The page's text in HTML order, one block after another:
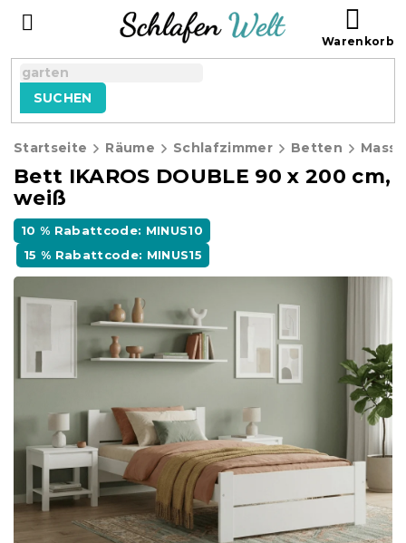
SUCHEN
Startseite Räume Schlafzimmer Betten
Bett IKAROS DOUBLE 90 x 200 cm,
weiß
10 % Rabattcode: MINUS10
15 % Rabattcode: MINUS15